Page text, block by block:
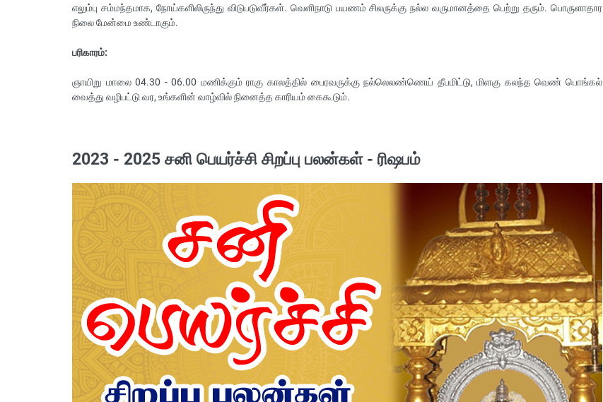
எலும்பு சம்மந்தமாக, நோய்களிலிருந்து விடுபடுவீர்கள். வெளிநாடு பயணம் சிலருக்கு நல்ல வருமானத்தை பெற்று தரும். பொருளாதார
நிலை மேன்மை உண்டாகும்.
பரிகாரம்:
ஞாயிறு மாலை 04.30 - 06.00 மணிக்கும் ராகு காலத்தில் பைரவருக்கு நல்லெலண்ணெய் தீபமிட்டு, மிளகு கலந்த வெண் பொங்கல்
வைத்து வழிபட்டு வர, உங்களின் வாழ்வில் நினைத்த காரியம் கைகூடும்.
2023 - 2025 சனி பெயர்ச்சி சிறப்பு பலன்கள் - ரிஷபம்